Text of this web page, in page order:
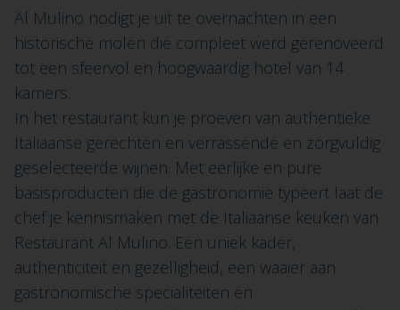
Al Mulino nodigt je uit te overnachten in een
historische molen die compleet werd gerenoveerd
tot een sfeervol en hoogwaardig hotel van 14
kamers.
In het restaurant kun je proeven van authentieke
Italiaanse gerechten en verrassende en zorgvuldig
geselecteerde wijnen. Met eerlijke en pure
basisproducten die de gastronomie typeert laat de
chef je kennismaken met de Italiaanse keuken van
Restaurant Al Mulino. Een uniek kader,
authenticiteit en gezelligheid, een waaier aan
gastronomische specialiteiten en